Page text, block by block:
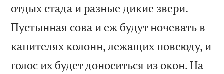
отдых стада и разные дикие звери.
Пустынная сова и еж будут ночевать в
капителях колонн, лежащих повсюду, и
голос их будет доноситься из окон. На